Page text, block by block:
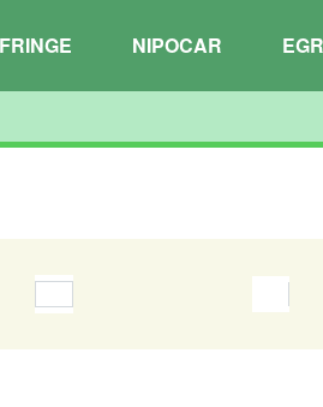
NIPOCAR